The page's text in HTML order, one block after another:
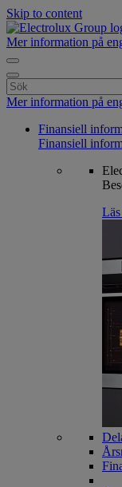
Skip to content
Mer information på
Search
for:
Mer information på
Finansiell
Finansiell